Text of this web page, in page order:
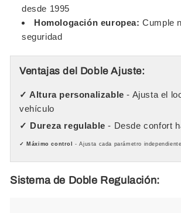
desde 1995
Homologación europea: Cumple
seguridad
Ventajas del Doble Ajuste:
✓ Altura personalizable - Ajusta el
vehículo
✓ Dureza regulable - Desde confort
✓ Máximo control - Ajusta cada parámetro
Sistema de Doble Regulación: